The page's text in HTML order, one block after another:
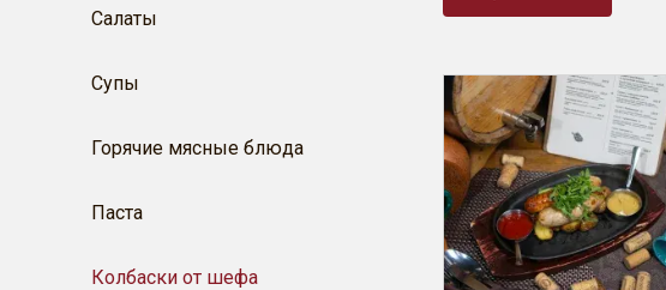
Салаты
Супы
Горячие мясные блюда
Паста
Колбаски от шефа